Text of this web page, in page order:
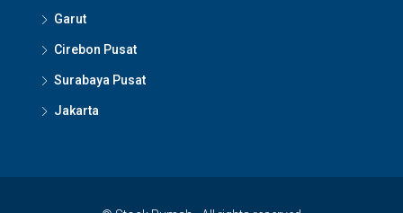
Garut
Cirebon Pusat
Surabaya Pusat
Jakarta